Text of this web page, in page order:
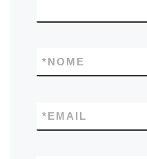
NOME
*
EMAIL
*